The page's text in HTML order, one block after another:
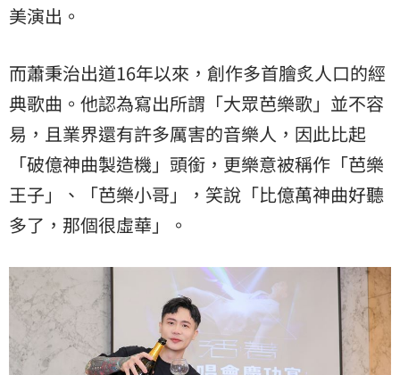
美演出。
而蕭秉治出道16年以來，創作多首膾炙人口的經
典歌曲。他認為寫出所謂「大眾芭樂歌」並不容
易，且業界還有許多厲害的音樂人，因此比起
「破億神曲製造機」頭銜，更樂意被稱作「芭樂
王子」、「芭樂小哥」，笑說「比億萬神曲好聽
多了，那個很虛華」。